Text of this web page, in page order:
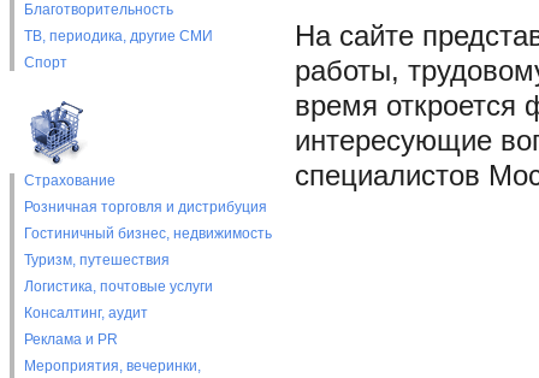
Благотворительность
ТВ, периодика, другие СМИ
Спорт
Страхование
Розничная торговля и дистрибуция
Гостиничный бизнес, недвижимость
Туризм, путешествия
Логистика, почтовые услуги
Консалтинг, аудит
Реклама и PR
Мероприятия, вечеринки,
На сайте
работы,
время откроется
интересующие
специалистов